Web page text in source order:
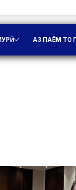
АЗ ПАЁМ ТО